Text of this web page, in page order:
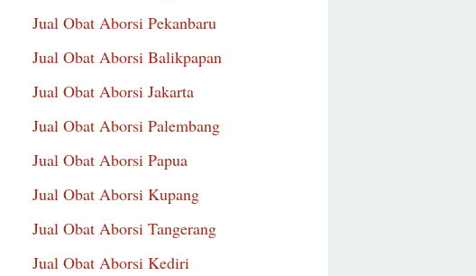
Jual Obat Aborsi Pekanbaru
Jual Obat Aborsi Balikpapan
Jual Obat Aborsi Jakarta
Jual Obat Aborsi Palembang
Jual Obat Aborsi Papua
Jual Obat Aborsi Kupang
Jual Obat Aborsi Tangerang
Jual Obat Aborsi Kediri